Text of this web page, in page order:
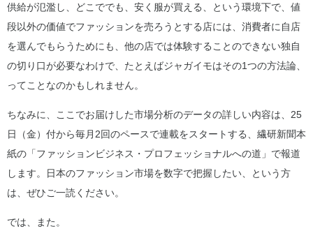
供給が氾濫し、どこででも、安く服が買える、という環境下で、値
段以外の価値でファッションを売ろうとする店には、消費者に自店
を選んでもらうためにも、他の店では体験することのできない独自
の切り口が必要なわけで、たとえばジャガイモはその1つの方法論、
ってことなのかもしれません。
ちなみに、ここでお届けした市場分析のデータの詳しい内容は、25
日（金）付から毎月2回のペースで連載をスタートする、繊研新聞本
紙の「ファッションビジネス・プロフェッショナルへの道」で報道
します。日本のファッション市場を数字で把握したい、という方
は、ぜひご一読ください。
では、また。